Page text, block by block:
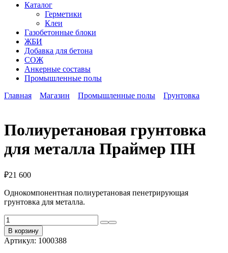
Каталог
Герметики
Клеи
Газобетонные блоки
ЖБИ
Добавка для бетона
СОЖ
Анкерные составы
Промышленные полы
Главная
Магазин Промышленные полы Грунтовка
Полиуретановая грунтовка
для металла Праймер ПН
₽21 600
Однокомпонентная полиуретановая пенетрирующая
грунтовка для металла.
Количество
товара
Полиуретановая
грунтовка
В корзину
Артикул: 1000388